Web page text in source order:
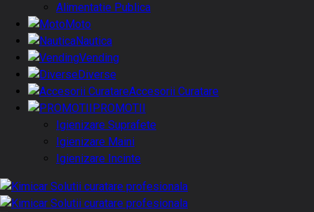
Alimentatie Publica
Moto
Nautica
Vending
Diverse
Accesorii Curatare
PROMOTII
Igienizare Suprafete
Igienizare Maini
Igienizare Incinte